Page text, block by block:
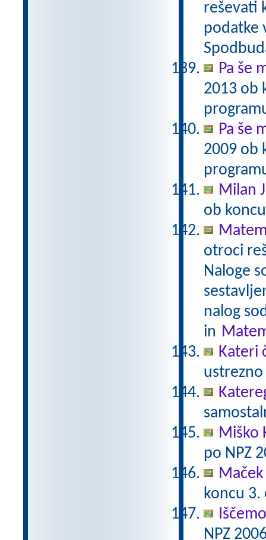
reševati
podatke
Pa še
2013 ob
Pa še
2009 ob
Milan
ob
otroci
Naloge
nalog
in
Kateri
Miško
po NPZ
koncu
NPZ